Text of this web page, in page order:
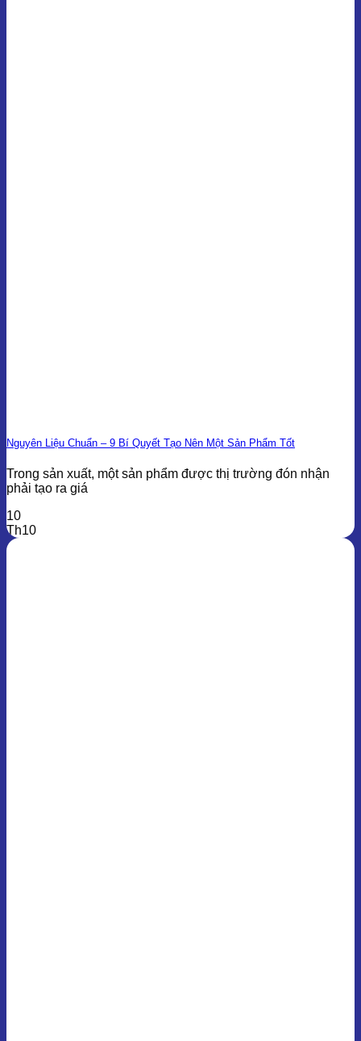
Nguyên Liệu Chuẩn – 9 Bí Quyết Tạo Nên Một Sản Phẩm Tốt
Trong sản xuất, một sản phẩm được thị trường đón nhận
phải tạo ra giá
10
Th10